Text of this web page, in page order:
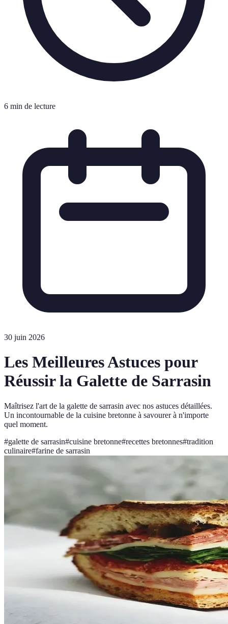
6 min de lecture
30 juin 2026
Les Meilleures Astuces pour
Réussir la Galette de Sarrasin
Maîtrisez l'art de la galette de sarrasin avec nos astuces détaillées.
Un incontournable de la cuisine bretonne à savourer à n'importe
quel moment.
#galette de sarrasin#cuisine bretonne#recettes bretonnes#tradition
culinaire#farine de sarrasin